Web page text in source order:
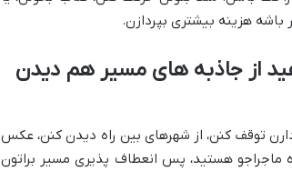
باشه هزینه بیشتری بپردازن.
از جاذبه های مسیر هم دیدن
توقف کنن، از شهرهای بین راه دیدن کنن، عکس
ماجراجو هستید، پس انعطاف پذیری مسیر براتون